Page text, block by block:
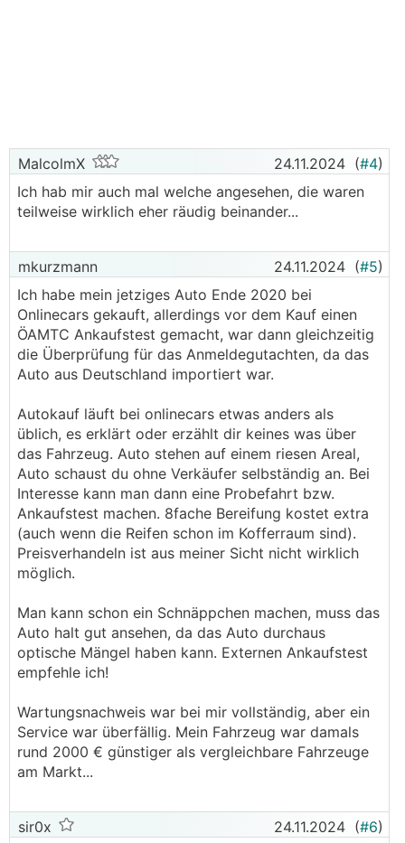
MalcolmX 24.11.2024 (#4)
Ich hab mir auch mal welche angesehen, die waren
teilweise wirklich eher räudig beinander...
mkurzmann 24.11.2024 (#5)
Ich habe mein jetziges Auto Ende 2020 bei
Onlinecars gekauft, allerdings vor dem Kauf einen
ÖAMTC Ankaufstest gemacht, war dann gleichzeitig
die Überprüfung für das Anmeldegutachten, da das
Auto aus Deutschland importiert war.
Autokauf läuft bei onlinecars etwas anders als
üblich, es erklärt oder erzählt dir keines was über
das Fahrzeug. Auto stehen auf einem riesen Areal,
Auto schaust du ohne Verkäufer selbständig an. Bei
Interesse kann man dann eine Probefahrt bzw.
Ankaufstest machen. 8fache Bereifung kostet extra
(auch wenn die Reifen schon im Kofferraum sind).
Preisverhandeln ist aus meiner Sicht nicht wirklich
möglich.
Man kann schon ein Schnäppchen machen, muss das
Auto halt gut ansehen, da das Auto durchaus
optische Mängel haben kann. Externen Ankaufstest
empfehle ich!
Wartungsnachweis war bei mir vollständig, aber ein
Service war überfällig. Mein Fahrzeug war damals
rund 2000 € günstiger als vergleichbare Fahrzeuge
am Markt...
sir0x 24.11.2024 (#6)